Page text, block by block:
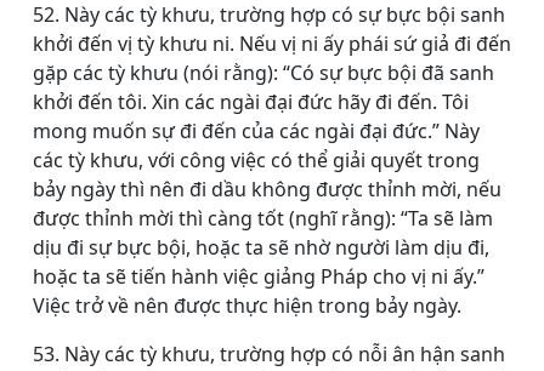
52. Này các tỳ khưu, trường hợp có sự bực bội sanh
khởi đến vị tỳ khưu ni. Nếu vị ni ấy phái sứ giả đi đến
gặp các tỳ khưu (nói rằng): “Có sự bực bội đã sanh
khởi đến tôi. Xin các ngài đại đức hãy đi đến. Tôi
mong muốn sự đi đến của các ngài đại đức.” Này
các tỳ khưu, với công việc có thể giải quyết trong
bảy ngày thì nên đi dầu không được thỉnh mời, nếu
được thỉnh mời thì càng tốt (nghĩ rằng): “Ta sẽ làm
dịu đi sự bực bội, hoặc ta sẽ nhờ người làm dịu đi,
hoặc ta sẽ tiến hành việc giảng Pháp cho vị ni ấy.”
Việc trở về nên được thực hiện trong bảy ngày.
53. Này các tỳ khưu, trường hợp có nỗi ân hận sanh